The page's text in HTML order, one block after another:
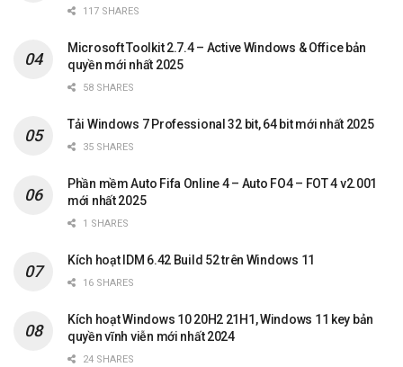
117 SHARES
Microsoft Toolkit 2.7.4 – Active Windows & Office bản
quyền mới nhất 2025
58 SHARES
Tải Windows 7 Professional 32 bit, 64 bit mới nhất 2025
35 SHARES
Phần mềm Auto Fifa Online 4 – Auto FO4 – FOT 4 v2.001
mới nhất 2025
1 SHARES
Kích hoạt IDM 6.42 Build 52 trên Windows 11
16 SHARES
Kích hoạt Windows 10 20H2 21H1, Windows 11 key bản
quyền vĩnh viễn mới nhất 2024
24 SHARES